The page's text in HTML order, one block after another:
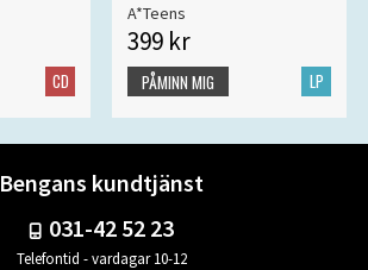
CD
A*Teens
399 kr
LP
PÅMINN MIG
Bengans kundtjänst
031-42 52 23
Telefontid - vardagar 10-12